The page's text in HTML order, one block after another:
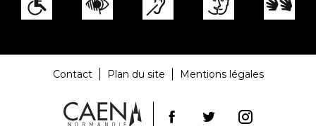
Contact Plan du site Mentions légales